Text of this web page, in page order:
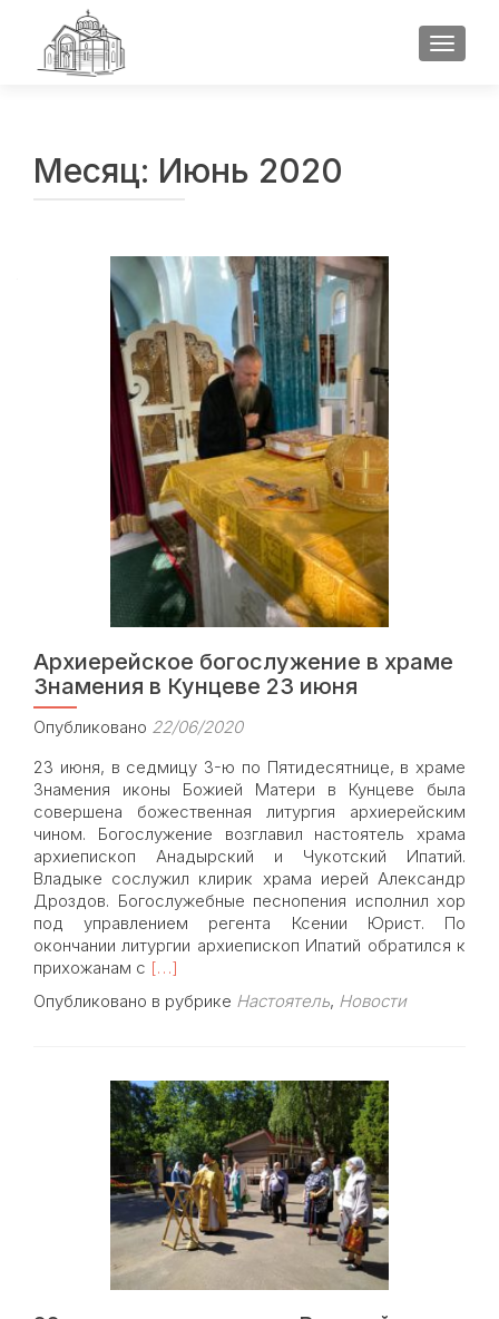
Месяц: Июнь 2020
Архиерейское богослужение в храме
Знамения в Кунцеве 23 июня
Опубликовано 22/06/2020
23 июня, в седмицу 3-ю по Пятидесятнице, в храме
Знамения иконы Божией Матери в Кунцеве была
совершена божественная литургия архиерейским
чином. Богослужение возглавил настоятель храма
архиепископ Анадырский и Чукотский Ипатий.
Владыке сослужил клирик храма иерей Александр
Дроздов. Богослужебные песнопения исполнил хор
под управлением регента Ксении Юрист. По
окончании литургии архиепископ Ипатий обратился к
прихожанам с Read
about
в
храме
Знамения
в
Кунцеве
23
июня
[…]
Опубликовано в рубрике Настоятель, Новости